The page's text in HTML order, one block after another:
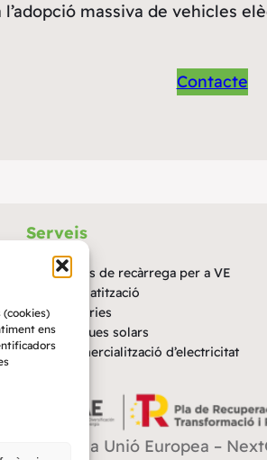
ens
massiva de vehicles
Contacte
Serveis
Punts de recàrrega per a VE
Climatització
Bateries
Plaques solars
Comercialització d’electricitat
per la Unió Europea –